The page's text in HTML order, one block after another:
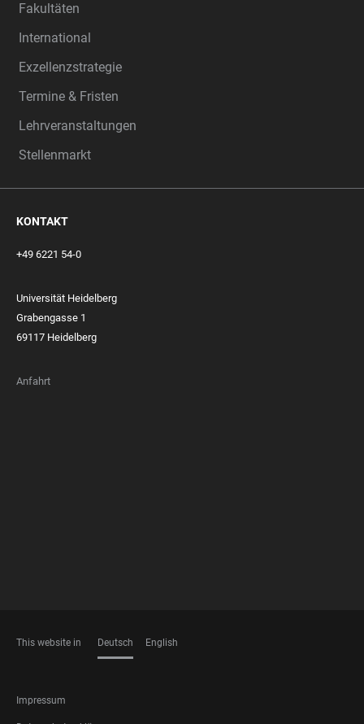
Fakultäten
International
Exzellenzstrategie
Termine & Fristen
Lehrveranstaltungen
Stellenmarkt
KONTAKT
+49 6221 54-0
Universität Heidelberg
Grabengasse 1
69117 Heidelberg
Anfahrt
This website in Deutsch English
FOOTER
Impressum